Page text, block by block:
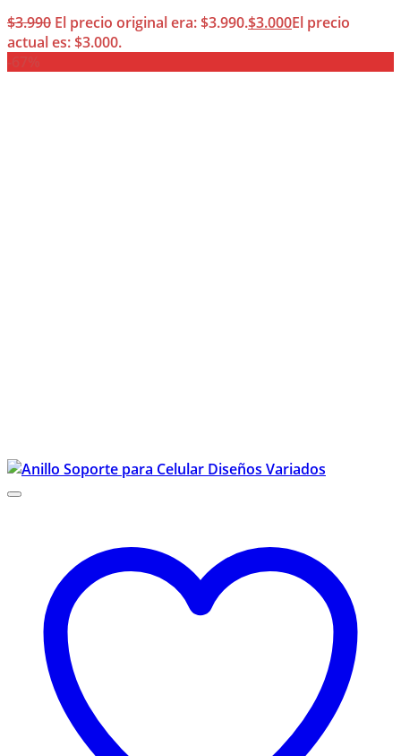
$3.990 El precio original era: $3.990.$3.000El precio
actual es: $3.000.